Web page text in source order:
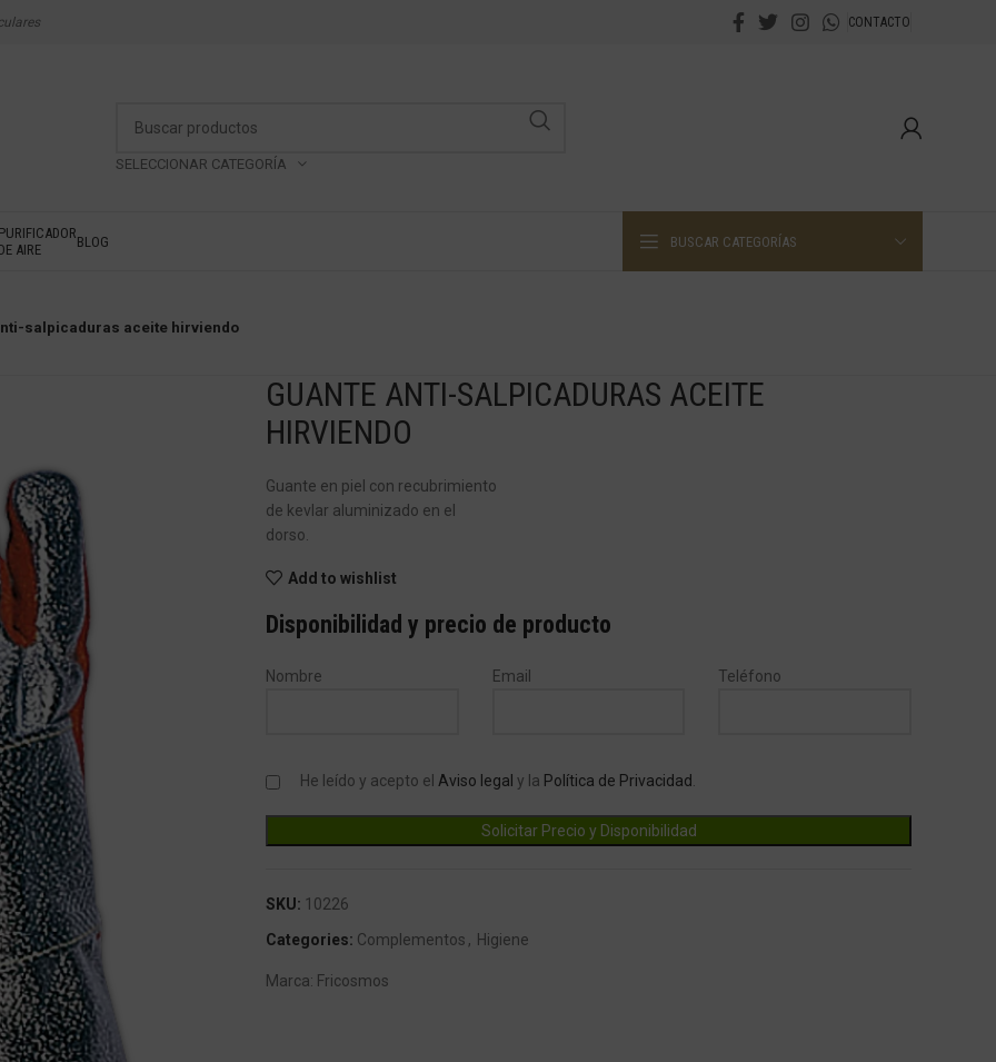
CONTACTO
SELECCIONAR CATEGORÍA
AIRE
BLOG BUSCAR CATEGORÍAS
salpicaduras aceite hirviendo
GUANTE ANTI-SALPICADURAS ACEITE
HIRVIENDO
Guante en piel con recubrimiento
de kevlar aluminizado en el
dorso.
Add to wishlist
Disponibilidad y precio de producto
Nombre Email Teléfono
He leído y acepto el Aviso legal y la Política de Privacidad
SKU: 10226
Categories: Complementos , Higiene
Marca: Fricosmos